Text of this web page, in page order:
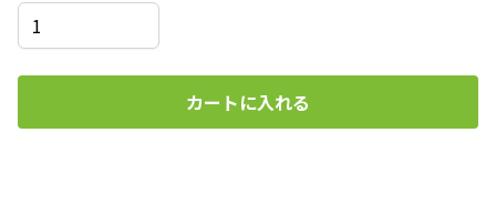
カートに入れる